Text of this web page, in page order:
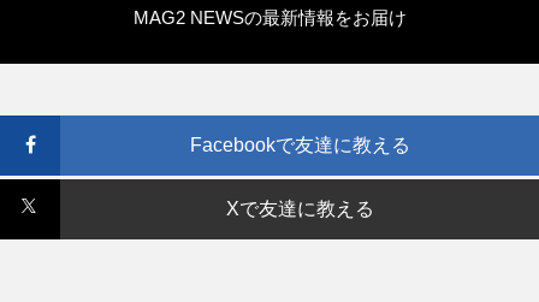
MAG2 NEWSの最新情報をお届け
Facebookで友達に教える
Xで友達に教える